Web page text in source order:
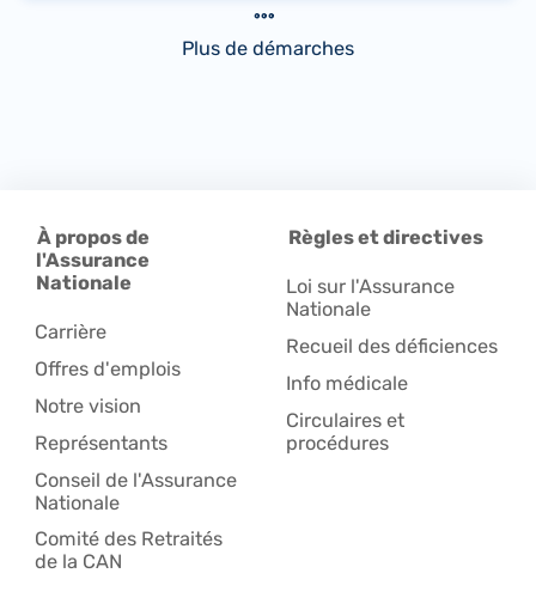
Plus de démarches
À propos de
l'Assurance
Nationale
Carrière
Offres d'emplois
Notre vision
Représentants
Conseil de l'Assurance
Nationale
Comité des Retraités
de la CAN
Règles et directives
Loi sur l'Assurance
Nationale
Recueil des déficiences
Info médicale
Circulaires et
procédures